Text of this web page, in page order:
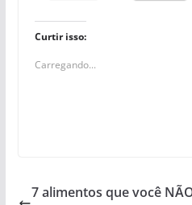
Curtir isso:
Carregando...
7 alimentos que você